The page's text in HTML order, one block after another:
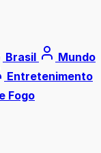
Brasil
Mundo
Entretenimento
Fogo